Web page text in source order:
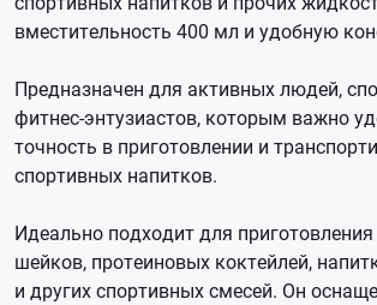
вместительность 400 мл и удобную
Предназначен для активных людей,
фитнес-энтузиастов, которым важно
точность в приготовлении и
спортивных напитков.
Идеально подходит для
шейков, протеиновых коктейлей,
и других спортивных смесей. Он